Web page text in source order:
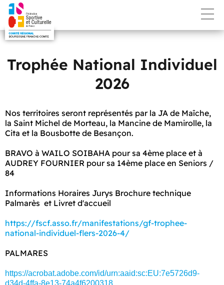
Trophée National Individuel
2026
Nos territoires seront représentés par la JA de Maîche,
la Saint Michel de Morteau, la Mancine de Mamirolle, la
Cita et la Bousbotte de Besançon.
BRAVO à WAILO SOIBAHA pour sa 4ème place et à
AUDREY FOURNIER pour sa 14ème place en Seniors /
84
Informations Horaires Jurys Brochure technique
Palmarès et Livret d'accueil
https://fscf.asso.fr/manifestations/gf-trophee-
national-individuel-flers-2026-4/
PALMARES
https://acrobat.adobe.com/id/urn:aaid:sc:EU:7e5726d9-
d34d-4ffa-8e13-74a4f6200318